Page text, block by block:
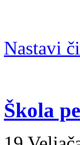
Nastavi
Škola